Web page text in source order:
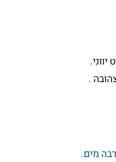
.
מים.